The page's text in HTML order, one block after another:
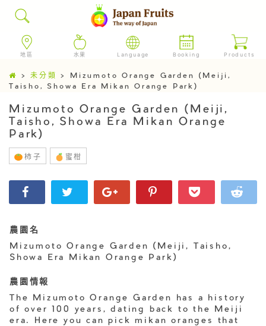
地區 水果 Language Booking Products
>未分類 >
Mizumoto Orange Garden (Meiji,
Taisho, Showa Era Mikan Orange Park)
Mizumoto Orange Garden (Meiji,
Taisho, Showa Era Mikan Orange
Park)
柿子 蜜柑
農園名
Mizumoto Orange Garden (Meiji, Taisho,
Showa Era Mikan Orange Park)
農園情報
The Mizumoto Orange Garden has a history
of over 100 years, dating back to the Meiji
era. Here you can pick mikan oranges that